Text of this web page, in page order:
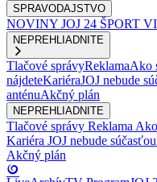
SPRAVODAJSTVO
NOVINY JOJ 24 ŠPORT
NEPREHLIADNITE
Tlačové správyReklamaAko
nájdeteKariéraJOJ nebude
anténuAkčný plán
NEPREHLIADNITE
Tlačové správy Reklama
Kariéra JOJ nebude
Akčný plán